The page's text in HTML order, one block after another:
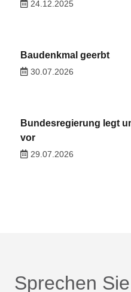
24.12.2025
Baudenkmal geerbt
30.07.2026
Bundesregierung legt
vor
29.07.2026
Sprechen